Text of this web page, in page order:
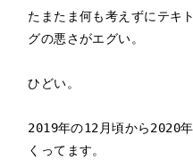
たまたま何も考えずにテキ
グの悪さがエグい。
ひどい。
2019年の12月頃から2020
くってます。